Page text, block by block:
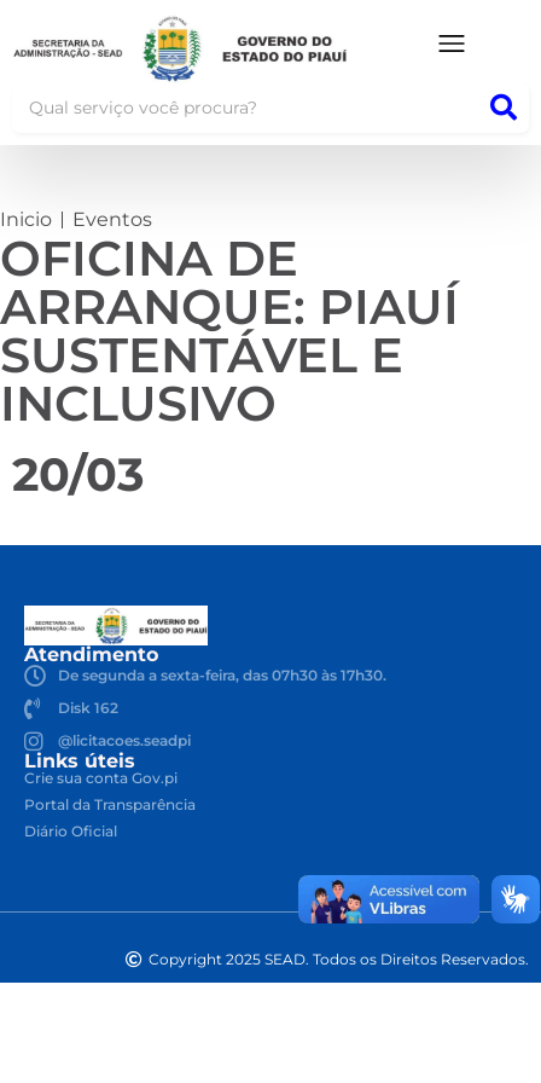
Inicio Eventos
OFICINA DE
ARRANQUE: PIAUÍ
SUSTENTÁVEL E
INCLUSIVO
20/03
Atendimento
De segunda a sexta-feira, das 07h30 às 17h30.
Disk 162
@licitacoes.seadpi
Links úteis
Crie sua conta Gov.pi
Portal da Transparência
Diário Oficial
Copyright 2025 SEAD. Todos os Direitos Reservados.